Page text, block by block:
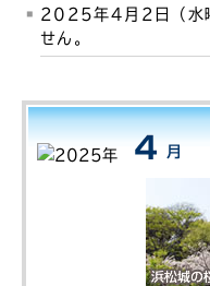
2025年4月2日（水
せん。